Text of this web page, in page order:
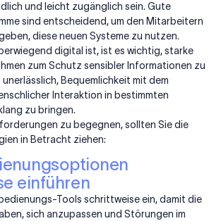
und leicht zugänglich sein. Gute
sind entscheidend, um den Mitarbeitern
diese neuen Systeme zu nutzen.
digital ist, ist es wichtig, starke
zum Schutz sensibler Informationen zu
unerlässlich, Bequemlichkeit mit dem
Interaktion in bestimmten
zu bringen.
zu begegnen, sollten Sie die
in Betracht ziehen:
einführen
Tools schrittweise ein, damit die
sich anzupassen und Störungen im